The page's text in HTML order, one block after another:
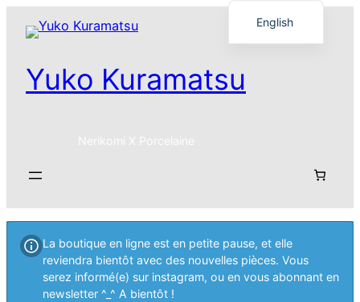
Yuko Kuramatsu
Nerikomi X Porcelaine
La boutique en ligne est en petite pause, et elle
reviendra bientôt avec des nouvelles pièces. Vous
serez informé(e) sur instagram, ou en vous abonnant en
newsletter ^_^ A bientôt !
English